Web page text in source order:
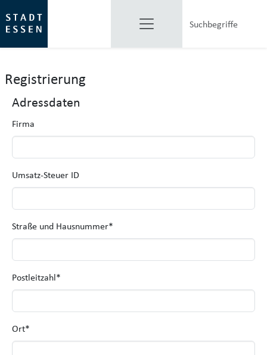
Registrierung
Adressdaten
Firma
Umsatz-Steuer ID
Straße und Hausnummer*
Postleitzahl*
Ort*